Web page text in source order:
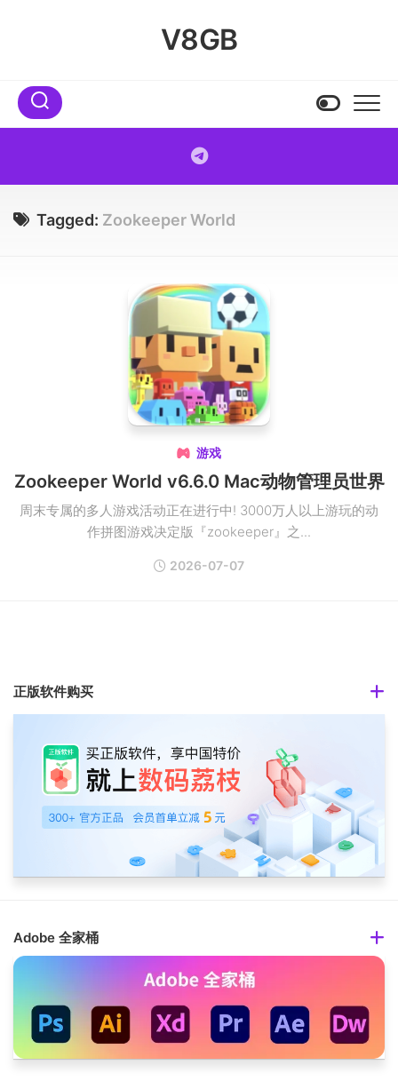
V8GB
Tagged: Zookeeper World
 游戏
Zookeeper World v6.6.0 Mac动物管理员世界
周末专属的多人游戏活动正在进行中! 3000万人以上游玩的动
作拼图游戏决定版『zookeeper』之...
2026-07-07
正版软件购买
Adobe 全家桶